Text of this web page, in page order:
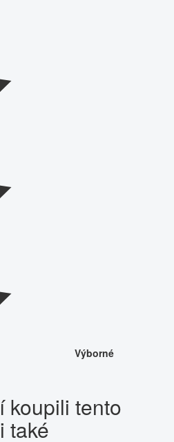
Výborné
koupili tento
také